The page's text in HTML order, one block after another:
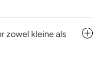
zowel kleine als